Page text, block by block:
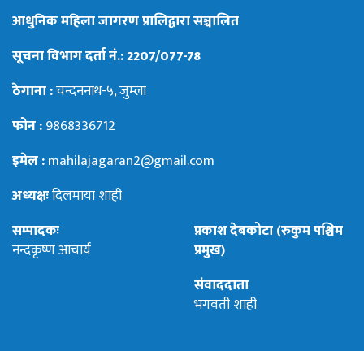
आधुनिक महिला जागरण प्रालिद्वारा सञ्चालित
सूचना विभाग दर्ता नं.: 2207/077-78
ठेगाना :चन्दननाथ-५, जुम्ला
फोन :9868336712
इमेल :mahilajagaran2@gmail.com
अध्यक्षःदिलमाया शाही
सम्पादकः
नन्दकृष्ण आचार्य
प्रकाश देबकोटा (रुकुम पश्चिम
प्रमुख)
संवाददाता
भगवती शाही